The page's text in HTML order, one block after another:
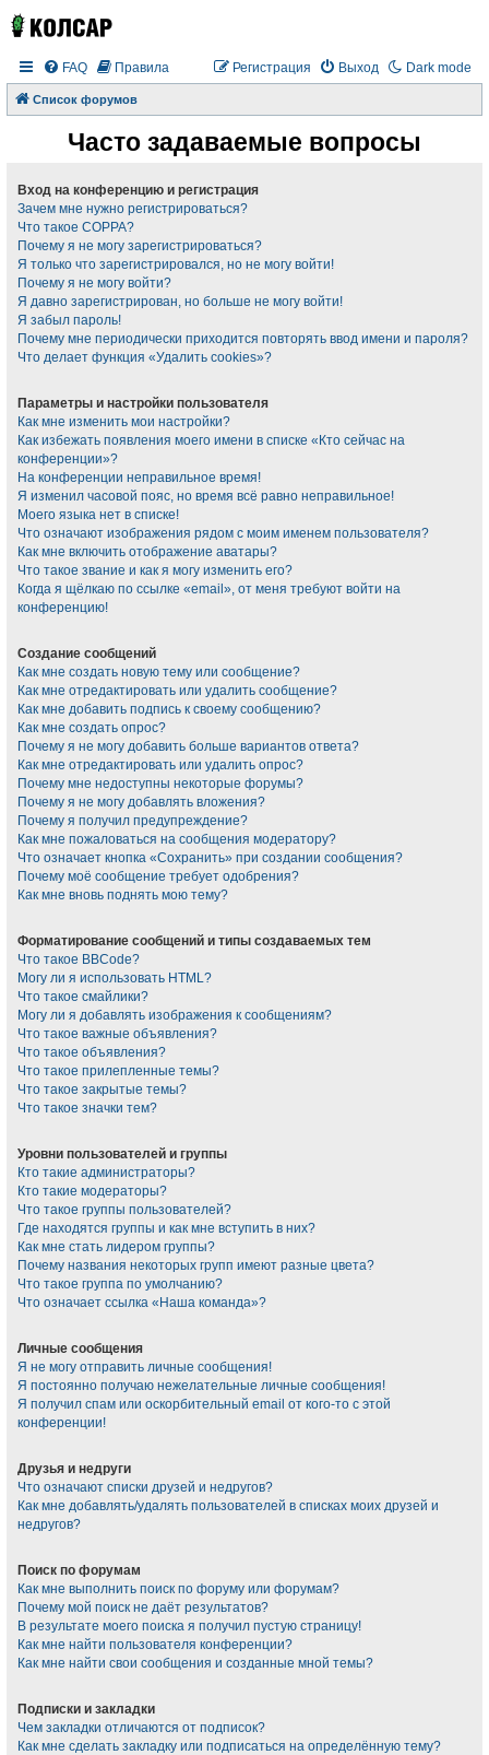
Dark mode
FAQ Правила Выход
Регистрация
Список форумов
Часто задаваемые вопросы
Вход на конференцию и регистрация
Зачем мне нужно регистрироваться?
Что такое COPPA?
Почему я не могу зарегистрироваться?
Я только что зарегистрировался, но не могу войти!
Почему я не могу войти?
Я давно зарегистрирован, но больше не могу войти!
Я забыл пароль!
Почему мне периодически приходится повторять ввод имени и пароля?
Что делает функция «Удалить cookies»?
Параметры и настройки пользователя
Как мне изменить мои настройки?
Как избежать появления моего имени в списке «Кто сейчас на
конференции»?
На конференции неправильное время!
Я изменил часовой пояс, но время всё равно неправильное!
Моего языка нет в списке!
Что означают изображения рядом с моим именем пользователя?
Как мне включить отображение аватары?
Что такое звание и как я могу изменить его?
Когда я щёлкаю по ссылке «email», от меня требуют войти на
конференцию!
Создание сообщений
Как мне создать новую тему или сообщение?
Как мне отредактировать или удалить сообщение?
Как мне добавить подпись к своему сообщению?
Как мне создать опрос?
Почему я не могу добавить больше вариантов ответа?
Как мне отредактировать или удалить опрос?
Почему мне недоступны некоторые форумы?
Почему я не могу добавлять вложения?
Почему я получил предупреждение?
Как мне пожаловаться на сообщения модератору?
Что означает кнопка «Сохранить» при создании сообщения?
Почему моё сообщение требует одобрения?
Как мне вновь поднять мою тему?
Форматирование сообщений и типы создаваемых тем
Что такое BBCode?
Могу ли я использовать HTML?
Что такое смайлики?
Могу ли я добавлять изображения к сообщениям?
Что такое важные объявления?
Что такое объявления?
Что такое прилепленные темы?
Что такое закрытые темы?
Что такое значки тем?
Уровни пользователей и группы
Кто такие администраторы?
Кто такие модераторы?
Что такое группы пользователей?
Где находятся группы и как мне вступить в них?
Как мне стать лидером группы?
Почему названия некоторых групп имеют разные цвета?
Что такое группа по умолчанию?
Что означает ссылка «Наша команда»?
Личные сообщения
Я не могу отправить личные сообщения!
Я постоянно получаю нежелательные личные сообщения!
Я получил спам или оскорбительный email от кого-то с этой
конференции!
Друзья и недруги
Что означают списки друзей и недругов?
Как мне добавлять/удалять пользователей в списках моих друзей и
недругов?
Поиск по форумам
Как мне выполнить поиск по форуму или форумам?
Почему мой поиск не даёт результатов?
В результате моего поиска я получил пустую страницу!
Как мне найти пользователя конференции?
Как мне найти свои сообщения и созданные мной темы?
Подписки и закладки
Чем закладки отличаются от подписок?
Как мне сделать закладку или подписаться на определённую тему?